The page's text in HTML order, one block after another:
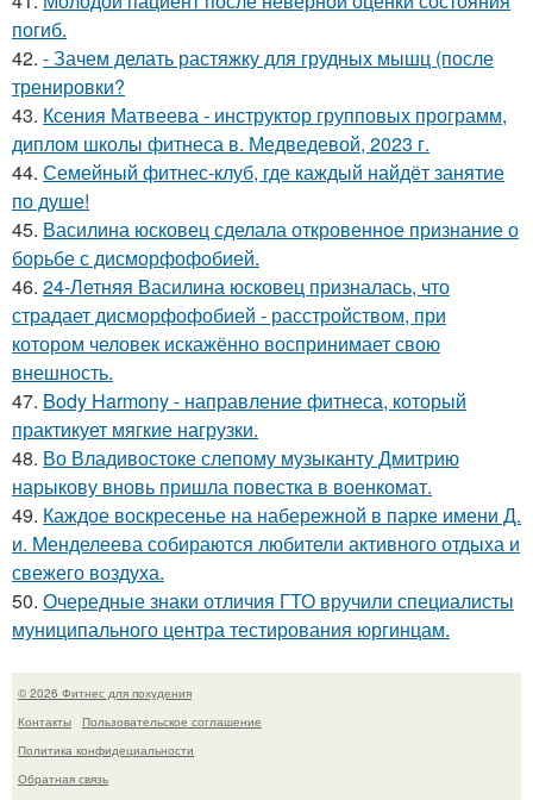
погиб.
42. - Зачем делать растяжку для грудных мышц (после
тренировки?
43. Ксения Матвеева - инструктор групповых программ,
диплом школы фитнеса в. Медведевой, 2023 г.
44. Семейный фитнес-клуб, где каждый найдёт занятие
по душе!
45. Василина юсковец сделала откровенное признание о
борьбе с дисморфофобией.
46. 24-Летняя Василина юсковец призналась, что
страдает дисморфофобией - расстройством, при
котором человек искажённо воспринимает свою
внешность.
47. Body Harmony - направление фитнеса, который
практикует мягкие нагрузки.
48. Во Владивостоке слепому музыканту Дмитрию
нарыкову вновь пришла повестка в военкомат.
49. Каждое воскресенье на набережной в парке имени Д.
и. Менделеева собираются любители активного отдыха и
свежего воздуха.
50. Очередные знаки отличия ГТО вручили специалисты
муниципального центра тестирования юргинцам.
© 2026 Фитнес для похудения
Контакты
Пользовательское соглашение
Политика конфидециальности
Обратная связь